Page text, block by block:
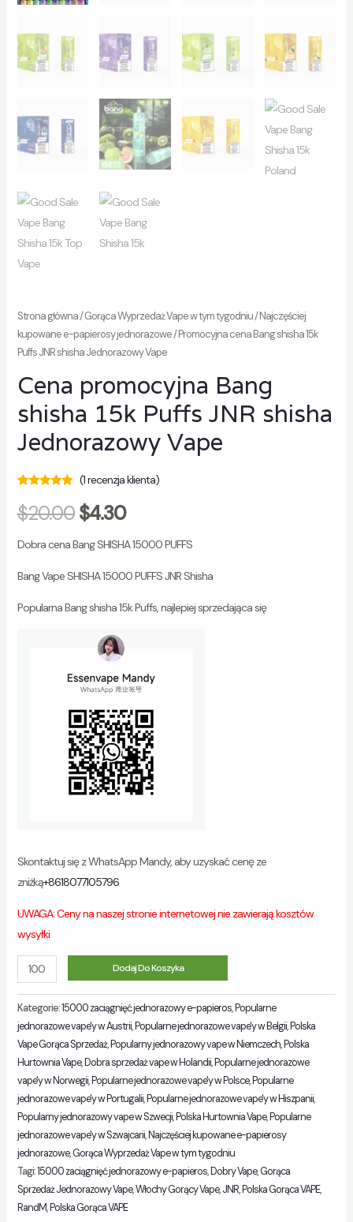
Strona główna/Gorąca Wyprzedaż Vape w tym tygodniu/Najczęściej
kupowane e-papierosy jednorazowe/ Promocyjna cena Bang shisha 15k
Puffs JNR shisha Jednorazowy Vape
Cena promocyjna Bang
shisha 15k Puffs JNR shisha
Jednorazowy Vape
na 5 na
podstawie
(1recenzja klienta)
$20.00 $4.30
Dobra cena Bang SHISHA 15000 PUFFS
Bang Vape SHISHA 15000 PUFFS JNR Shisha
Popularna Bang shisha 15k Puffs, najlepiej sprzedająca się
Skontaktuj się z WhatsApp Mandy, aby uzyskać cenę ze
zniżką+8618077105796
UWAGA: Ceny na naszej stronie internetowej nie zawierają kosztów
wysyłki
Ilość Dodaj Do Koszyka
Kategorie:15000 zaciągnięć jednorazowy e-papieros, Popularne
jednorazowe vape'y w Austrii, Popularne jednorazowe vape'y w Belgii, Polska
Vape Gorąca Sprzedaż, Popularny jednorazowy vape w Niemczech, Polska
Hurtownia Vape, Dobra sprzedaż vape w Holandii, Popularne jednorazowe
vape'y w Norwegii, Popularne jednorazowe vape'y w Polsce, Popularne
jednorazowe vape'y w Portugalii, Popularne jednorazowe vape'y w Hiszpanii,
Popularny jednorazowy vape w Szwecji, Polska Hurtownia Vape, Popularne
jednorazowe vape'y w Szwajcarii, Najczęściej kupowane e-papierosy
jednorazowe,Gorąca Wyprzedaż Vape w tym tygodniu
Tagi:15000 zaciągnięć jednorazowy e-papieros, Dobry Vape,Gorąca
Sprzedaż Jednorazowy Vape,Włochy Gorący Vape,JNR, Polska Gorąca VAPE,
RandM, Polska Gorąca VAPE